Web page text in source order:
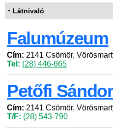
- Látnivaló
Falumúzeum
Cím: 2141 Csömör,
Tel: (28) 446-665
Petőfi
Cím: 2141 Csömör,
T/F: (28) 543-790